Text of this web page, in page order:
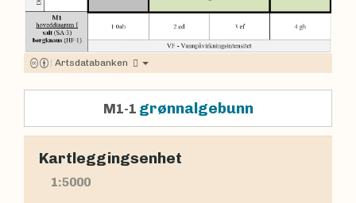
| Artsdatabanken
M1-1 grønnalgebunn
Kartleggingsenhet
1:5000